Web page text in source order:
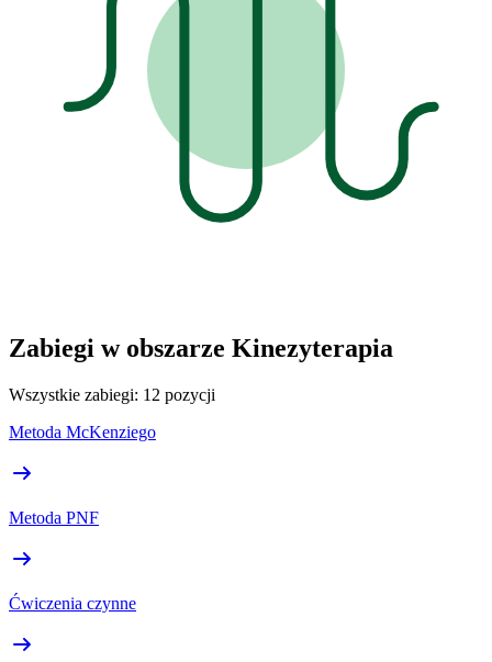
Zabiegi w obszarze Kinezyterapia
Wszystkie zabiegi: 12 pozycji
Metoda McKenziego
Metoda PNF
Ćwiczenia czynne